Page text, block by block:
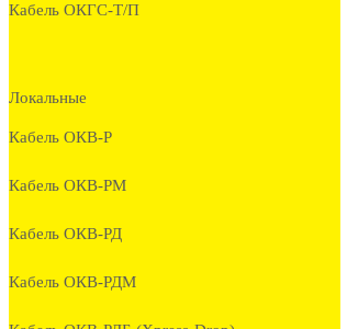
Кабель ОКГС-Т/П
Локальные
Кабель ОКВ-Р
Кабель ОКВ-РМ
Кабель ОКВ-РД
Кабель ОКВ-РДМ